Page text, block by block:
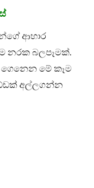
ආහාර
නරක බලපෑමක්.
මේ කෑම
අල්ලගන්න